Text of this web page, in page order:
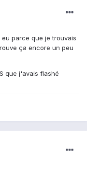
parce que je trouvais
ça encore un peu
que j'avais flashé